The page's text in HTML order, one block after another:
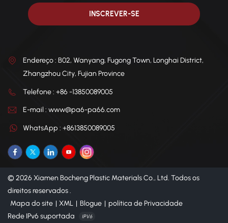
Endereço : B02, Wanyang, Fugong Town, Longhai District,
Zhangzhou City, Fujian Province
Telefone : +86 -13850089005
E-mail : www@pa6-pa66.com
WhatsApp : +8613850089005
© 2026 Xiamen Bocheng Plastic Materials Co., Ltd. Todos os
direitos reservados .
Mapa do site | XML | Blogue | política de Privacidade
Rede IPv6 suportada